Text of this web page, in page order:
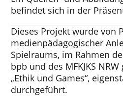
befindet sich in der
Dieses Projekt wurde von
medienpädagogischer
Spielraums, im Rahmen
bpb und des MFKJKS
„Ethik und Games“,
durchgeführt.